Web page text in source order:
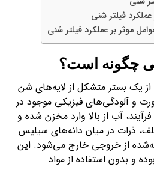
فیلتر شنی
موثر بر عملکرد فیلتر شنی
چگونه است؟
از یک بستر متشکل از لایه‌های شن
و آلودگی‌های فیزیکی موجود در
آب از بالا وارد مخزن شده و
ذرات در میان دانه‌های سیلیس
از خروجی خارج می‌شود. این
و بدون استفاده از مواد